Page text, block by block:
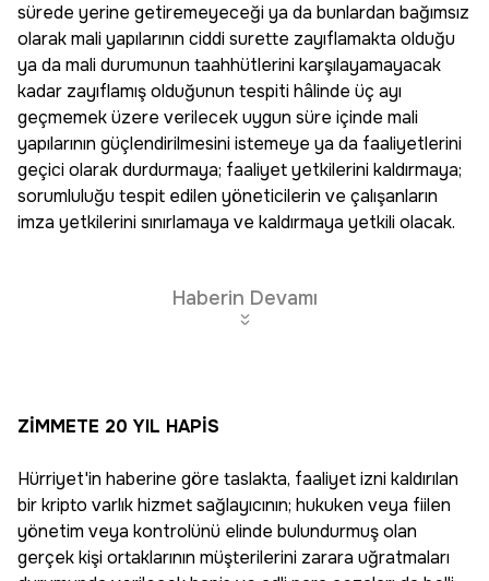
sürede yerine getiremeyeceği ya da bunlardan bağımsız
olarak mali yapılarının ciddi surette zayıflamakta olduğu
ya da mali durumunun taahhütlerini karşılayamayacak
kadar zayıflamış olduğunun tespiti hâlinde üç ayı
geçmemek üzere verilecek uygun süre içinde mali
yapılarının güçlendirilmesini istemeye ya da faaliyetlerini
geçici olarak durdurmaya; faaliyet yetkilerini kaldırmaya;
sorumluluğu tespit edilen yöneticilerin ve çalışanların
imza yetkilerini sınırlamaya ve kaldırmaya yetkili olacak.
Haberin Devamı
ZİMMETE 20 YIL HAPİS
Hürriyet'in haberine göre taslakta, faaliyet izni kaldırılan
bir kripto varlık hizmet sağlayıcının; hukuken veya fiilen
yönetim veya kontrolünü elinde bulundurmuş olan
gerçek kişi ortaklarının müşterilerini zarara uğratmaları